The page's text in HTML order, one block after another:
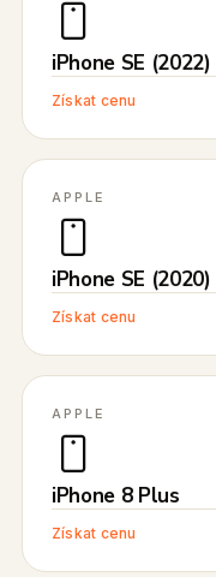
iPhone SE (2022)
Získat cenu
APPLE
iPhone SE (2020)
Získat cenu
APPLE
iPhone 8 Plus
Získat cenu